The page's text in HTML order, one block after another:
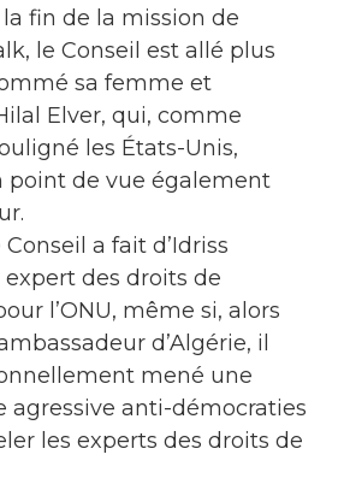
la fin de la mission de
le Conseil est allé plus
sa femme et
Elver, qui, comme
les États-Unis,
point de vue également
Conseil a fait d’Idriss
des droits de
l’ONU, même si, alors
d’Algérie, il
mené une
agressive anti-démocraties
les experts des droits de